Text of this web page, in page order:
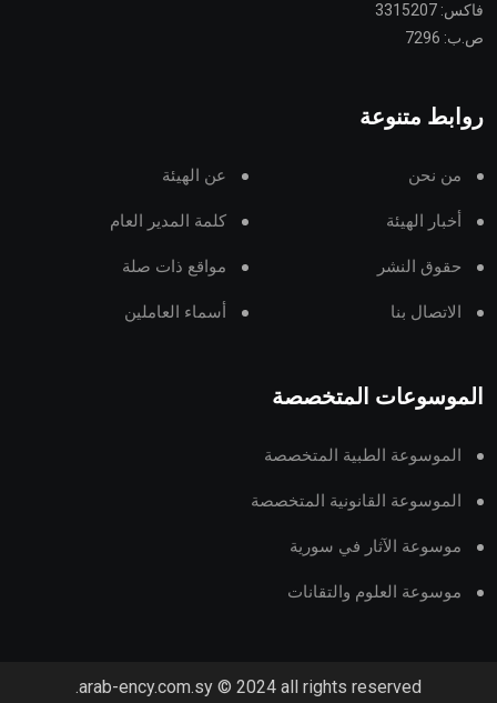
فاكس: 3315207
ص.ب: 7296
روابط متنوعة
من نحن عن الهيئة
أخبار الهيئة كلمة المدير العام
حقوق النشر مواقع ذات صلة
الاتصال بنا أسماء العاملين
الموسوعات المتخصصة
الموسوعة الطبية المتخصصة
الموسوعة القانونية المتخصصة
موسوعة الآثار في سورية
موسوعة العلوم والتقانات
arab-ency.com.sy © 2024 all rights reserved.